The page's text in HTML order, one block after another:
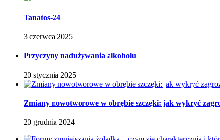
Tanatos-24
3 czerwca 2025
Przyczyny nadużywania alkoholu
20 stycznia 2025
Zmiany nowotworowe w obrębie szczęki: jak wykryć
20 grudnia 2024